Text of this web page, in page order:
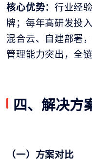
核心优势：行业经
牌；每年高研发投
混合云、自建部署
管理能力突出，全
四、解决方
（一）方案对比